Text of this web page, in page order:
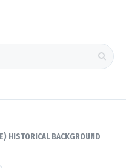
HISTORICAL BACKGROUND